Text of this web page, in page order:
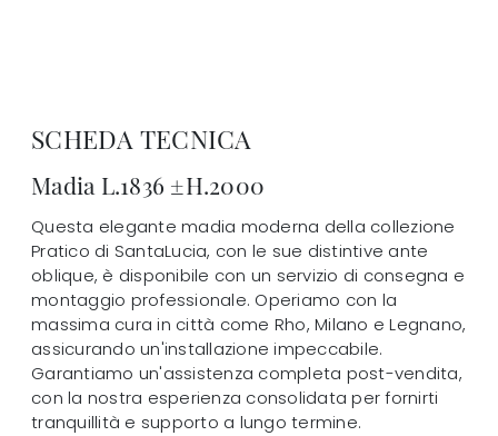
SCHEDA TECNICA
Madia L.1836 ±H.2000
Questa elegante madia moderna della collezione
Pratico di SantaLucia, con le sue distintive ante
oblique, è disponibile con un servizio di consegna e
montaggio professionale. Operiamo con la
massima cura in città come Rho, Milano e Legnano,
assicurando un'installazione impeccabile.
Garantiamo un'assistenza completa post-vendita,
con la nostra esperienza consolidata per fornirti
tranquillità e supporto a lungo termine.